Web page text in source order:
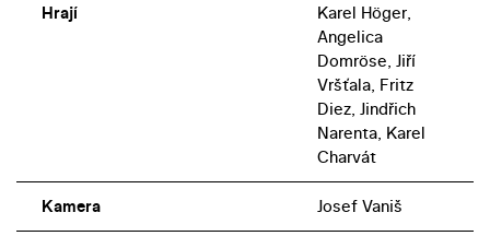
Hrají
Karel Höger,
Angelica
Domröse, Jiří
Vršťala, Fritz
Diez, Jindřich
Narenta, Karel
Charvát
Kamera Josef Vaniš